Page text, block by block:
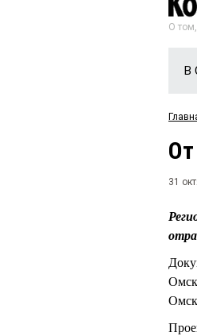
О
В
31